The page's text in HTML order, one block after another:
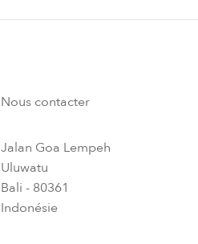
Nous contacter
Jalan Goa Lempeh
Uluwatu
Bali - 80361
Indonésie